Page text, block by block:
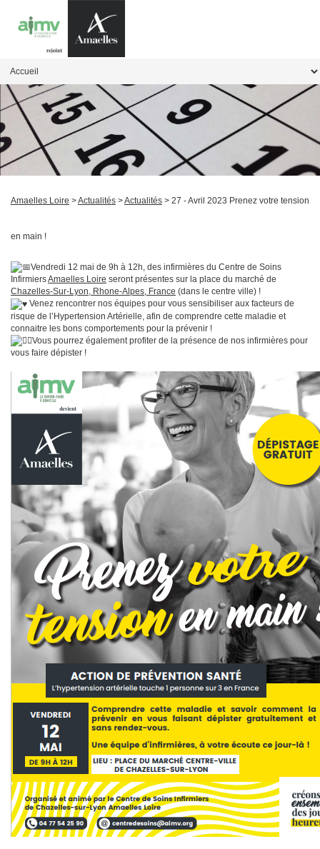
Amaelles Loire >Actualités >Actualités > 27 - Avril 2023 Prenez votre tension
en main !
Vendredi 12 mai de 9h à 12h, des infirmières du Centre de Soins
InfirmiersAmaelles Loire seront présentes sur la place du marché de
Chazelles-Sur-Lyon, Rhone-Alpes, France (dans le centre ville) !
Venez rencontrer nos équipes pour vous sensibiliser aux facteurs de
risque de l’Hypertension Artérielle, afin de comprendre cette maladie et
connaitre les bons comportements pour la prévenir !
Vous pourrez également profiter de la présence de nos infirmières pour
vous faire dépister !